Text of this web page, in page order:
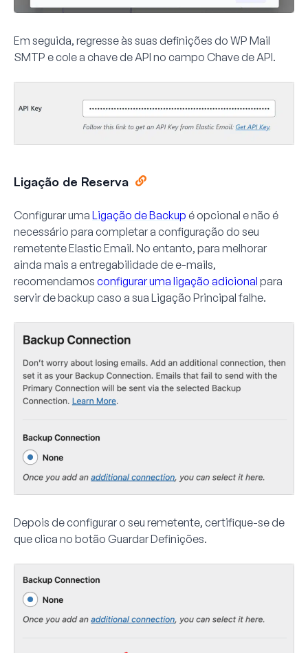
Em seguida, regresse às suas definições do WP Mail
SMTP e cole a chave de API no campo Chave de API.
Ligação de Reserva
Configurar uma Ligação de Backup é opcional e não é
necessário para completar a configuração do seu
remetente Elastic Email. No entanto, para melhorar
ainda mais a entregabilidade de e-mails,
recomendamos configurar uma ligação adicional para
servir de backup caso a sua Ligação Principal falhe.
Depois de configurar o seu remetente, certifique-se de
que clica no botão Guardar Definições.